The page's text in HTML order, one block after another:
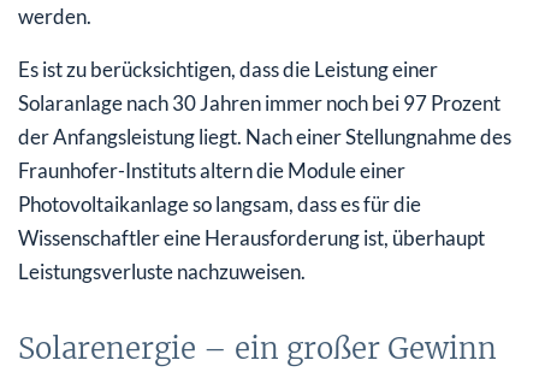
werden.
Es ist zu berücksichtigen, dass die Leistung einer
Solaranlage nach 30 Jahren immer noch bei 97 Prozent
der Anfangsleistung liegt. Nach einer Stellungnahme des
Fraunhofer-Instituts altern die Module einer
Photovoltaikanlage so langsam, dass es für die
Wissenschaftler eine Herausforderung ist, überhaupt
Leistungsverluste nachzuweisen.
Solarenergie – ein großer Gewinn